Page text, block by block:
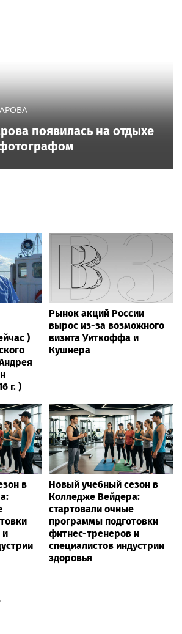
появилась на отдыхе
)
г. )
Рынок акций России
вырос из-за возможного
визита Уиткоффа и
Кушнера
в
и
Новый учебный сезон в
Колледже Вейдера:
стартовали очные
программы подготовки
фитнес-тренеров и
специалистов индустрии
здоровья